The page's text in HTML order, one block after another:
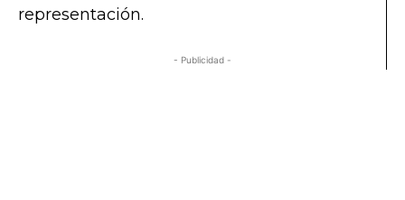
representación.
- Publicidad -